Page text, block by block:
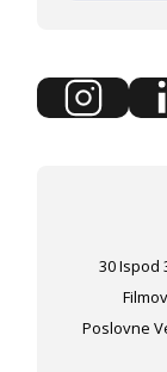
30 Ispod
Poslovne